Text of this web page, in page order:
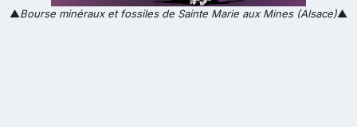
▲Bourse minéraux et fossiles de Sainte Marie aux Mines (Alsace)▲